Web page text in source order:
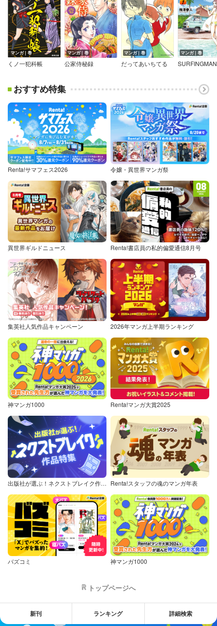
マンガ｜巻
くノ一犯科帳
マンガ｜巻
公家侍秘録
マンガ｜巻
だってあいちてる
マンガ｜巻
SURFINGMAN
おすすめ特集
Renta!サマフェス2026 令嬢・異世界マンガ祭
異世界ギルドニュース Renta!書店員の私的偏愛通信8月号
集英社人気作品キャンペーン 2026年マンガ上半期ランキング
神マンガ1000 Renta!マンガ大賞2025
出版社が選ぶ！ネクストブレイク作品特集 Renta!スタッフの魂のマンガ年表
バズコミ 神マンガ1000
トップページへ
新刊 ランキング 詳細検索